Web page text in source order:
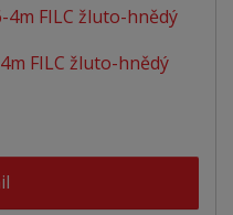
FILC žluto-hnědý